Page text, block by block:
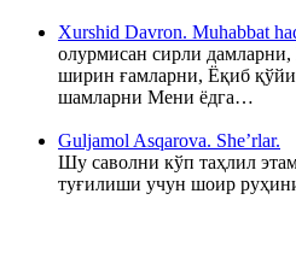
Xurshid Davron. Muhabbat
олурмисан сирли
ширин ғамларни, Ёқиб
шамларни Мени ёдга…
Guljamol Asqarova. She’rlar.
Шу саволни кўп таҳлил
туғилиши учун шоир